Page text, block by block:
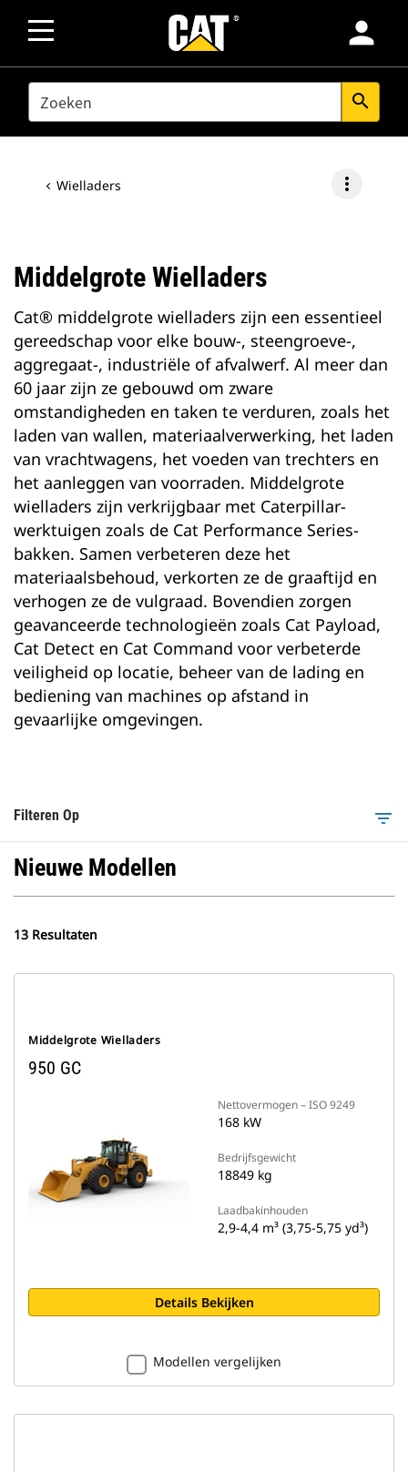
person
SEARCH search
Wielladers more_vert
Middelgrote Wielladers
Cat® middelgrote wielladers zijn een essentieel
gereedschap voor elke bouw-, steengroeve-,
aggregaat-, industriële of afvalwerf. Al meer dan
60 jaar zijn ze gebouwd om zware
omstandigheden en taken te verduren, zoals het
laden van wallen, materiaalverwerking, het laden
van vrachtwagens, het voeden van trechters en
het aanleggen van voorraden. Middelgrote
wielladers zijn verkrijgbaar met Caterpillar-
werktuigen zoals de Cat Performance Series-
bakken. Samen verbeteren deze het
materiaalsbehoud, verkorten ze de graaftijd en
verhogen ze de vulgraad. Bovendien zorgen
geavanceerde technologieën zoals Cat Payload,
Cat Detect en Cat Command voor verbeterde
veiligheid op locatie, beheer van de lading en
bediening van machines op afstand in
gevaarlijke omgevingen.
Filteren Op filter_list
Nieuwe Modellen
13 Resultaten
Middelgrote Wielladers
950 GC
Nettovermogen – ISO 9249
168 kW
Bedrijfsgewicht
18849 kg
Laadbakinhouden
2,9-4,4 m³ (3,75-5,75 yd³)
Details Bekijken
Modellen vergelijken